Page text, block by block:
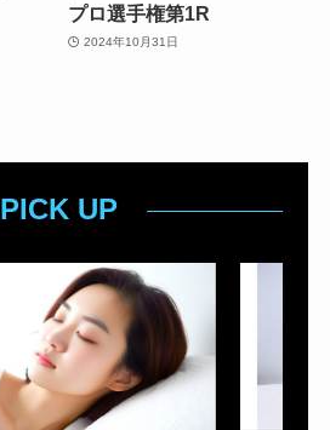
プロ選手権第1R
2024年10月31日
PICK UP